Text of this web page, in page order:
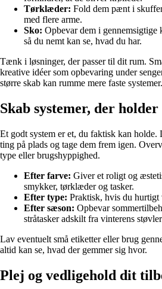
Tørklæder: Fold dem pænt i
med flere arme.
Sko: Opbevar dem i gennemsigtige
så du nemt kan se, hvad du har.
Tænk i løsninger, der passer til dit rum.
kreative idéer som opbevaring under
større skab kan rumme mere faste systemer.
Skab systemer, der holder
Et godt system er et, du faktisk kan
ting på plads og tage dem frem igen.
type eller brugshyppighed.
Efter farve: Giver et roligt og
smykker, tørklæder og tasker.
Efter type: Praktisk, hvis du hurtigt
Efter sæson: Opbevar
stråtasker adskilt fra vinterens
Lav eventuelt små etiketter eller brug
altid kan se, hvad der gemmer sig hvor.
Plej og vedligehold dit